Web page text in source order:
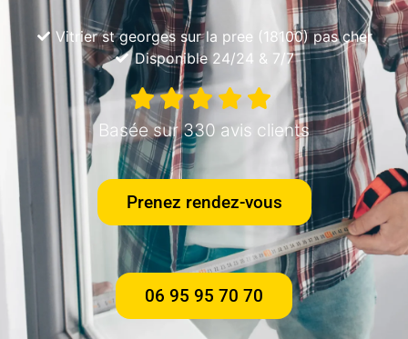
Vitrier st georges sur la pree (18100) pas cher
Disponible 24/24 & 7/7
Basée sur 330 avis clients
Prenez rendez-vous
06 95 95 70 70